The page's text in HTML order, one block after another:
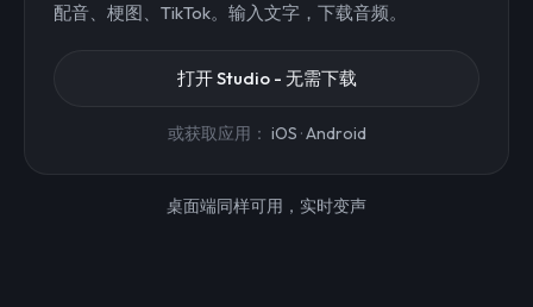
配音、梗图、TikTok。输入文字，下载音频。
打开 Studio - 无需下载
或获取应用： iOS ·Android
桌面端同样可用，实时变声